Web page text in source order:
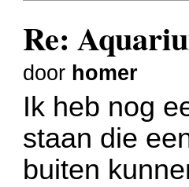
Re:
door homer
Ik heb nog
staan die
buiten